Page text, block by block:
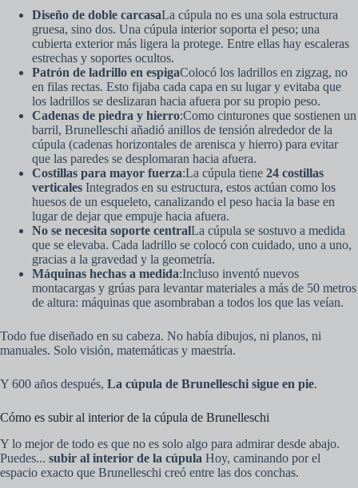
Diseño de doble carcasaLa cúpula no es una sola estructura
gruesa, sino dos. Una cúpula interior soporta el peso; una
cubierta exterior más ligera la protege. Entre ellas hay escaleras
estrechas y soportes ocultos.
Patrón de ladrillo en espigaColocó los ladrillos en zigzag, no
en filas rectas. Esto fijaba cada capa en su lugar y evitaba que
los ladrillos se deslizaran hacia afuera por su propio peso.
Cadenas de piedra y hierro:Como cinturones que sostienen un
barril, Brunelleschi añadió anillos de tensión alrededor de la
cúpula (cadenas horizontales de arenisca y hierro) para evitar
que las paredes se desplomaran hacia afuera.
Costillas para mayor fuerza:La cúpula tiene 24 costillas
verticales Integrados en su estructura, estos actúan como los
huesos de un esqueleto, canalizando el peso hacia la base en
lugar de dejar que empuje hacia afuera.
No se necesita soporte centralLa cúpula se sostuvo a medida
que se elevaba. Cada ladrillo se colocó con cuidado, uno a uno,
gracias a la gravedad y la geometría.
Máquinas hechas a medida:Incluso inventó nuevos
montacargas y grúas para levantar materiales a más de 50 metros
de altura: máquinas que asombraban a todos los que las veían.
Todo fue diseñado en su cabeza. No había dibujos, ni planos, ni
manuales. Solo visión, matemáticas y maestría.
Y 600 años después, La cúpula de Brunelleschi sigue en pie.
Cómo es subir al interior de la cúpula de Brunelleschi
Y lo mejor de todo es que no es solo algo para admirar desde abajo.
Puedes... subir al interior de la cúpula Hoy, caminando por el
espacio exacto que Brunelleschi creó entre las dos conchas.